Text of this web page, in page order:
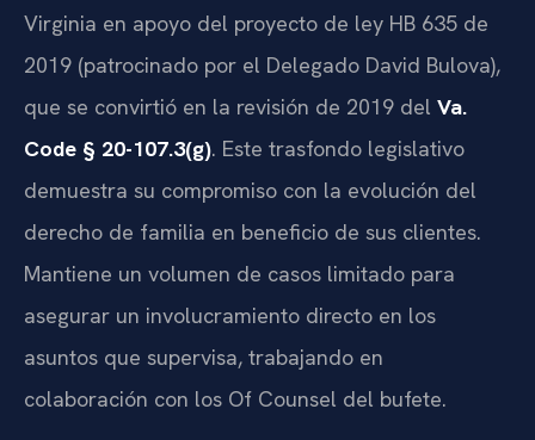
Virginia en apoyo del proyecto de ley HB 635 de
2019 (patrocinado por el Delegado David Bulova),
que se convirtió en la revisión de 2019 del Va.
Code § 20-107.3(g). Este trasfondo legislativo
demuestra su compromiso con la evolución del
derecho de familia en beneficio de sus clientes.
Mantiene un volumen de casos limitado para
asegurar un involucramiento directo en los
asuntos que supervisa, trabajando en
colaboración con los Of Counsel del bufete.